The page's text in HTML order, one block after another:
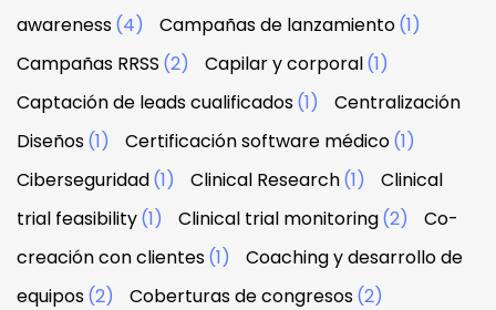
awareness(4) Campañas de lanzamiento(1)
Campañas RRSS (2) Capilar y corporal(1)
Captación de leads cualificados(1)
Centralización
Diseños(1) Certificación software médico(1)
Ciberseguridad(1) Clinical Research(1)
Clinical
trial feasibility(1) Clinical trial monitoring(2)
Co-
creación con clientes(1)
Coaching y desarrollo de
equipos(2) Coberturas de congresos(2)